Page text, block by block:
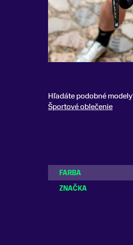
Hľadáte podobné
Športové oblečenie
FARBA
ZNAČKA